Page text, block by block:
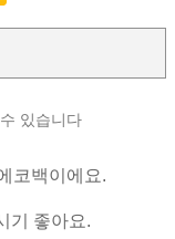
있습니다
코백이에요.
기 좋아요.